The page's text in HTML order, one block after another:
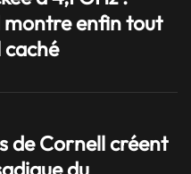
montre enfin tout
de Cornell créent